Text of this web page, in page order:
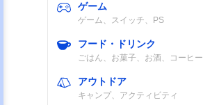
ゲーム
ゲーム、スイッチ、PS
フード・ドリンク
ごはん、お菓子、お酒、コーヒー
アウトドア
キャンプ、アクティビティ